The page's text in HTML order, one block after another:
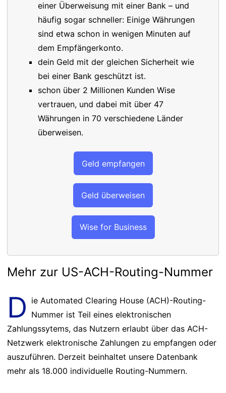
einer Überweisung mit einer Bank – und
häufig sogar schneller: Einige Währungen
sind etwa schon in wenigen Minuten auf
dem Empfängerkonto.
dein Geld mit der gleichen Sicherheit wie
bei einer Bank geschützt ist.
schon über 2 Millionen Kunden Wise
vertrauen, und dabei mit über 47
Währungen in 70 verschiedene Länder
überweisen.
Geld empfangen
Geld überweisen
Wise for Business
Mehr zur US-ACH-Routing-Nummer
D ie Automated Clearing House (ACH)-Routing-
Nummer ist Teil eines elektronischen
Zahlungssytems, das Nutzern erlaubt über das ACH-
Netzwerk elektronische Zahlungen zu empfangen oder
auszuführen. Derzeit beinhaltet unsere Datenbank
mehr als 18.000 individuelle Routing-Nummern.